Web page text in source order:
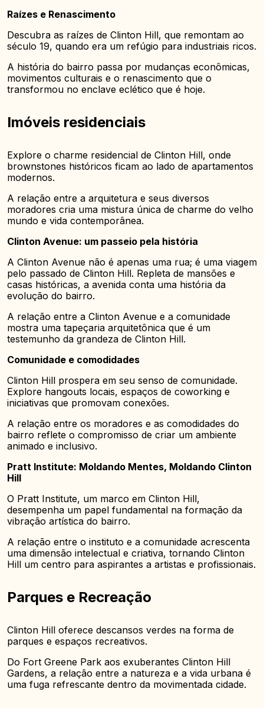
Raízes e Renascimento
Descubra as raízes de Clinton Hill, que remontam ao
século 19, quando era um refúgio para industriais ricos.
A história do bairro passa por mudanças econômicas,
movimentos culturais e o renascimento que o
transformou no enclave eclético que é hoje.
Imóveis residenciais
Explore o charme residencial de Clinton Hill, onde
brownstones históricos ficam ao lado de apartamentos
modernos.
A relação entre a arquitetura e seus diversos
moradores cria uma mistura única de charme do velho
mundo e vida contemporânea.
Clinton Avenue: um passeio pela história
A Clinton Avenue não é apenas uma rua; é uma viagem
pelo passado de Clinton Hill. Repleta de mansões e
casas históricas, a avenida conta uma história da
evolução do bairro.
A relação entre a Clinton Avenue e a comunidade
mostra uma tapeçaria arquitetônica que é um
testemunho da grandeza de Clinton Hill.
Comunidade e comodidades
Clinton Hill prospera em seu senso de comunidade.
Explore hangouts locais, espaços de coworking e
iniciativas que promovam conexões.
A relação entre os moradores e as comodidades do
bairro reflete o compromisso de criar um ambiente
animado e inclusivo.
Pratt Institute: Moldando Mentes, Moldando Clinton
Hill
O Pratt Institute, um marco em Clinton Hill,
desempenha um papel fundamental na formação da
vibração artística do bairro.
A relação entre o instituto e a comunidade acrescenta
uma dimensão intelectual e criativa, tornando Clinton
Hill um centro para aspirantes a artistas e profissionais.
Parques e Recreação
Clinton Hill oferece descansos verdes na forma de
parques e espaços recreativos.
Do Fort Greene Park aos exuberantes Clinton Hill
Gardens, a relação entre a natureza e a vida urbana é
uma fuga refrescante dentro da movimentada cidade.